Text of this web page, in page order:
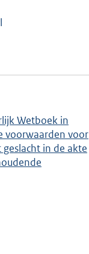
Wetboek in
voorwaarden voor
in de akte